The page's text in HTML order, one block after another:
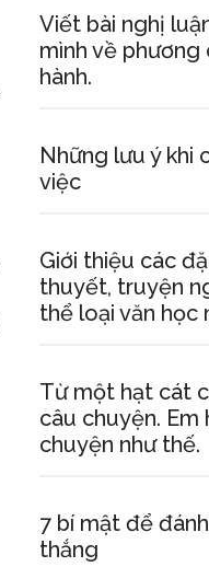
Viết bài nghị
mình về
hành.
Những lưu ý khi
việc
Giới thiệu các
thuyết, truyện
thể loại văn học
Từ một hạt cát
câu chuyện. Em
chuyện như thế.
7 bí mật để
thắng